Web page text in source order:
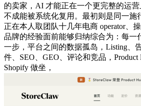
的卖家，AI 才能正在一个更完整的运
不成能被系统化复用。最初则是同一施
正在本人取团队十几年电商 operator、
品牌的经验面前能够归纳综合为：每一
一步，平台之间的数据孤岛，Listing、
件、SEO、GEO、评论和竞品，
Shopify 做坐，